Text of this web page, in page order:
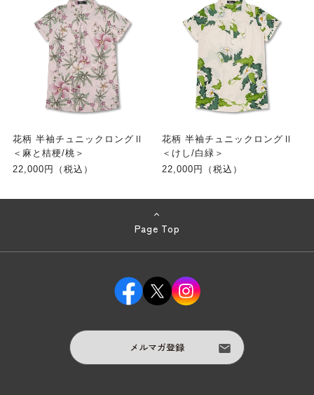
花柄 半袖チュニックロングⅡ
＜麻と桔梗/桃＞
22,000円（税込）
花柄 半袖チュニックロングⅡ
＜けし/白緑＞
22,000円（税込）
Page Top
メルマガ登録